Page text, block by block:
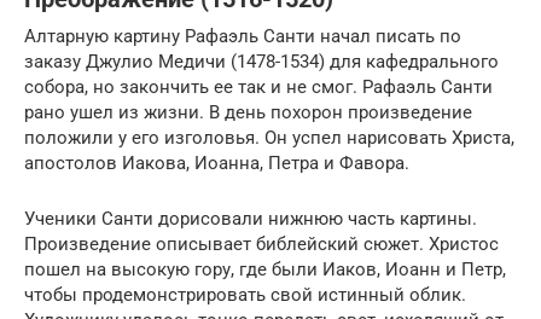
Алтарную картину Рафаэль Санти начал писать по
заказу Джулио Медичи (1478-1534) для кафедрального
собора, но закончить ее так и не смог. Рафаэль Санти
рано ушел из жизни. В день похорон произведение
положили у его изголовья. Он успел нарисовать Христа,
апостолов Иакова, Иоанна, Петра и Фавора.
Ученики Санти дорисовали нижнюю часть картины.
Произведение описывает библейский сюжет. Христос
пошел на высокую гору, где были Иаков, Иоанн и Петр,
чтобы продемонстрировать свой истинный облик.